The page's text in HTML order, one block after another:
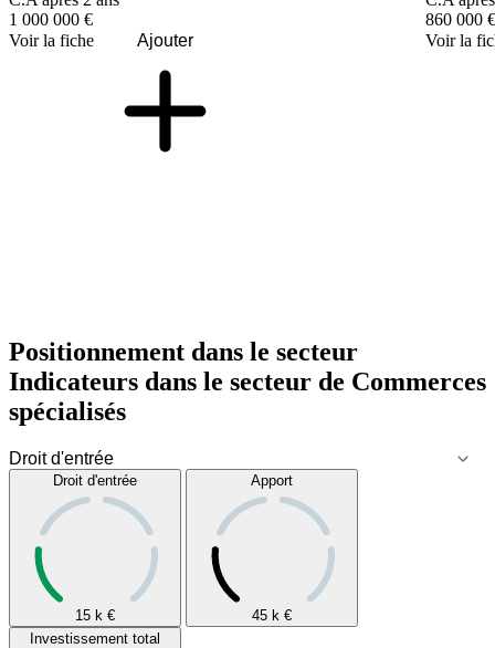
1 000 000 €
Voir la fiche
Ajouter
860 000 €
Voir la
Positionnement dans le secteur
Indicateurs dans le secteur de Commerces
spécialisés
Droit d'entrée
15 k €
Apport
45 k €
Investissement total